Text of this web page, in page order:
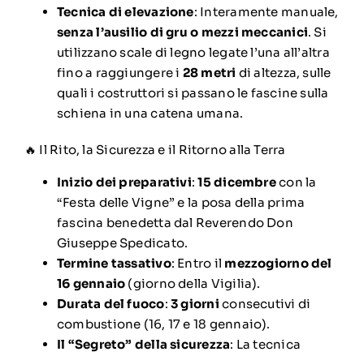
Tecnica di elevazione: Interamente manuale,
senza l’ausilio di gru o mezzi meccanici. Si
utilizzano scale di legno legate l’una all’altra
fino a raggiungere i 28 metri di altezza, sulle
quali i costruttori si passano le fascine sulla
schiena in una catena umana.
🔥 Il Rito, la Sicurezza e il Ritorno alla Terra
Inizio dei preparativi:15 dicembrecon la
“Festa delle Vigne” e la posa della prima
fascina benedetta dal Reverendo Don
Giuseppe Spedicato.
Termine tassativo: Entro il mezzogiorno del
16 gennaio (giorno della Vigilia).
Durata del fuoco:3 giorni consecutivi di
combustione (16, 17 e 18 gennaio).
Il “Segreto” della sicurezza: La tecnica